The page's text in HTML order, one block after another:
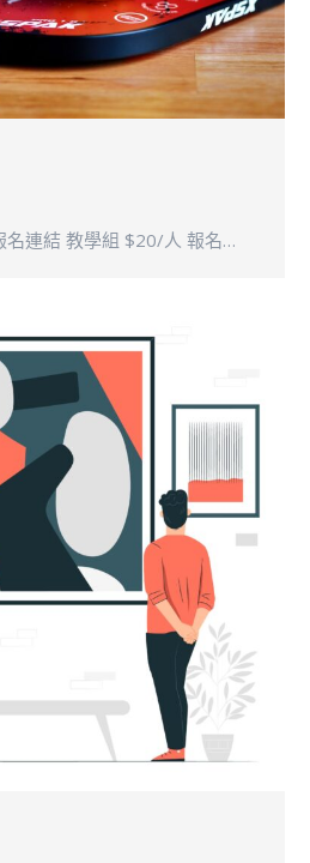
連結 教學組 $20/人 報名…